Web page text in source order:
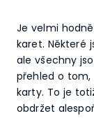
Je velmi
karet. Některé
ale všechny
přehled o tom,
karty. To je
obdržet